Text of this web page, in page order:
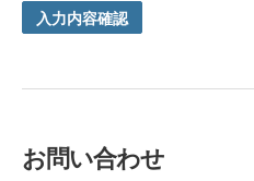
します。
4. 第三者提供について
ご入力頂く個人情報は第三者に
正・追加・削除、利用の停止ま
入力内容確認
お問い合わせ